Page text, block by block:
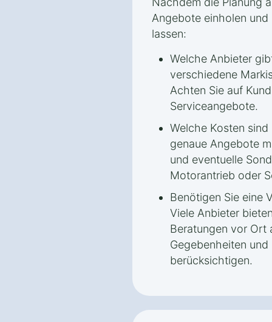
Angebote einholen
lassen:
Welche Anbieter
verschiedene
Achten Sie auf
Serviceangebote.
Welche Kosten
genaue Angebote
und eventuelle
Motorantrieb oder
Benötigen Sie eine
Viele Anbieter
Beratungen vor Ort
Gegebenheiten
berücksichtigen.